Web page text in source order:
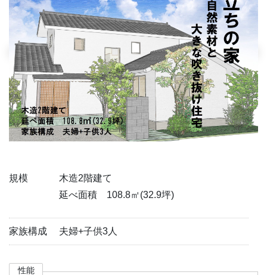
規模
木造2階建て
延べ面積 108.8㎡(32.9坪)
家族構成 夫婦+子供3人
性能